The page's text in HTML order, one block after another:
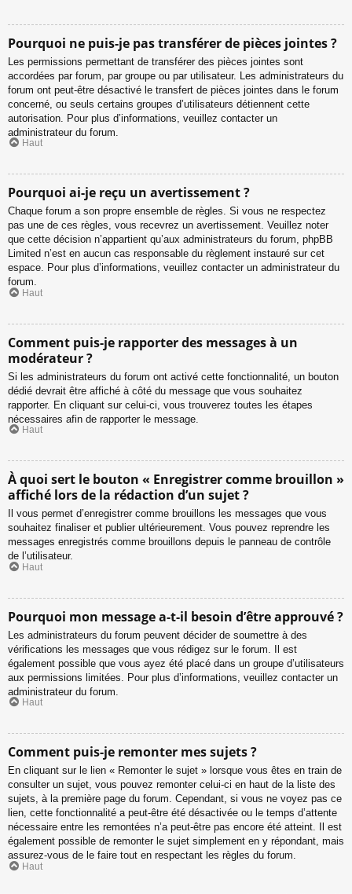
Pourquoi ne puis-je pas transférer de pièces jointes ?
Les permissions permettant de transférer des pièces jointes sont
accordées par forum, par groupe ou par utilisateur. Les administrateurs du
forum ont peut-être désactivé le transfert de pièces jointes dans le forum
concerné, ou seuls certains groupes d’utilisateurs détiennent cette
autorisation. Pour plus d’informations, veuillez contacter un
administrateur du forum.
Haut
Pourquoi ai-je reçu un avertissement ?
Chaque forum a son propre ensemble de règles. Si vous ne respectez
pas une de ces règles, vous recevrez un avertissement. Veuillez noter
que cette décision n’appartient qu’aux administrateurs du forum, phpBB
Limited n’est en aucun cas responsable du règlement instauré sur cet
espace. Pour plus d’informations, veuillez contacter un administrateur du
forum.
Haut
Comment puis-je rapporter des messages à un
modérateur ?
Si les administrateurs du forum ont activé cette fonctionnalité, un bouton
dédié devrait être affiché à côté du message que vous souhaitez
rapporter. En cliquant sur celui-ci, vous trouverez toutes les étapes
nécessaires afin de rapporter le message.
Haut
À quoi sert le bouton « Enregistrer comme brouillon »
affiché lors de la rédaction d’un sujet ?
Il vous permet d’enregistrer comme brouillons les messages que vous
souhaitez finaliser et publier ultérieurement. Vous pouvez reprendre les
messages enregistrés comme brouillons depuis le panneau de contrôle
de l’utilisateur.
Haut
Pourquoi mon message a-t-il besoin d’être approuvé ?
Les administrateurs du forum peuvent décider de soumettre à des
vérifications les messages que vous rédigez sur le forum. Il est
également possible que vous ayez été placé dans un groupe d’utilisateurs
aux permissions limitées. Pour plus d’informations, veuillez contacter un
administrateur du forum.
Haut
Comment puis-je remonter mes sujets ?
En cliquant sur le lien « Remonter le sujet » lorsque vous êtes en train de
consulter un sujet, vous pouvez remonter celui-ci en haut de la liste des
sujets, à la première page du forum. Cependant, si vous ne voyez pas ce
lien, cette fonctionnalité a peut-être été désactivée ou le temps d’attente
nécessaire entre les remontées n’a peut-être pas encore été atteint. Il est
également possible de remonter le sujet simplement en y répondant, mais
assurez-vous de le faire tout en respectant les règles du forum.
Haut